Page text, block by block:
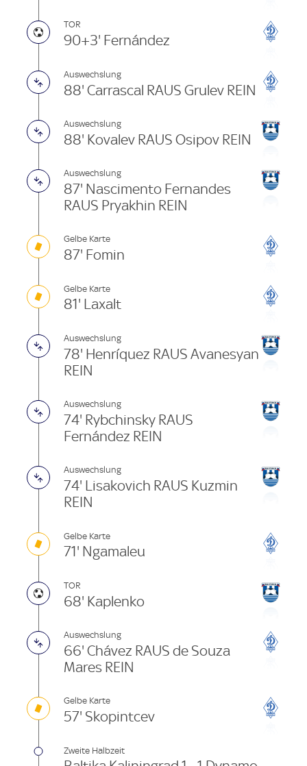
TOR
90+3' Fernández
Auswechslung
88' Carrascal RAUS Grulev REIN
Auswechslung
88' Kovalev RAUS Osipov REIN
Auswechslung
87' Nascimento Fernandes
RAUS Pryakhin REIN
Gelbe Karte
87' Fomin
Gelbe Karte
81' Laxalt
Auswechslung
78' Henríquez RAUS Avanesyan
REIN
Auswechslung
74' Rybchinsky RAUS
Fernández REIN
Auswechslung
74' Lisakovich RAUS Kuzmin
REIN
Gelbe Karte
71' Ngamaleu
TOR
68' Kaplenko
Auswechslung
66' Chávez RAUS de Souza
Mares REIN
Gelbe Karte
57' Skopintcev
Zweite Halbzeit